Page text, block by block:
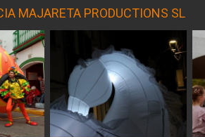
MAJARETA PRODUCTIONS SL